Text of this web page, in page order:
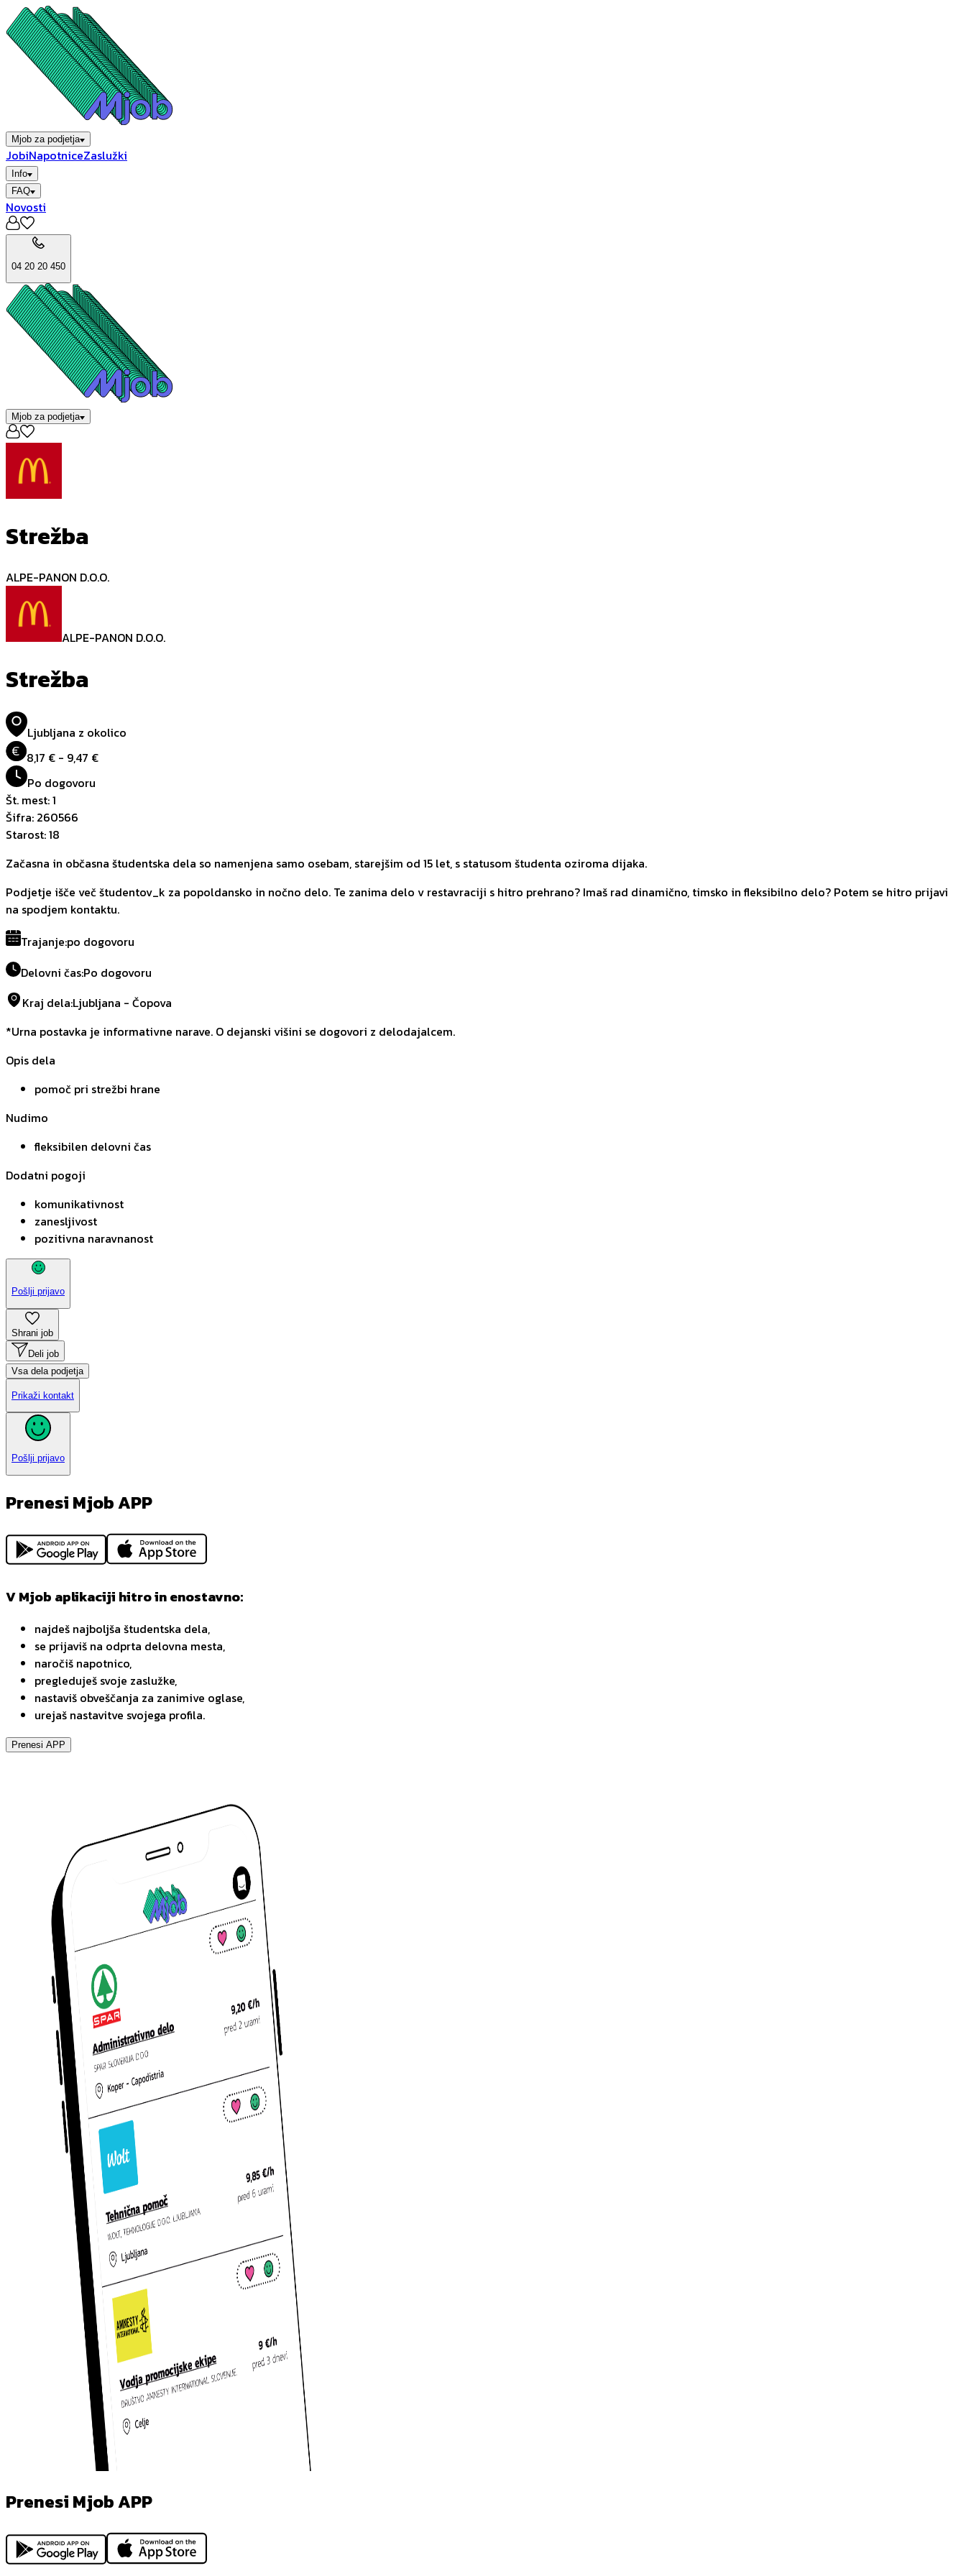
Mjob za podjetja
JobiNapotniceZaslužki
Info
FAQ
Novosti
04 20 20 450
Mjob za podjetja
Strežba
ALPE-PANON D.O.O.
ALPE-PANON D.O.O.
Strežba
Ljubljana z okolico
€ 8,17 € - 9,47 €
Po dogovoru
Št. mest:1
Šifra: 260566
Starost:18
Začasna in občasna študentska dela so namenjena samo osebam, starejšim od 15 let, s statusom študenta oziroma dijaka.
Podjetje išče več študentov_k za popoldansko in nočno delo. Te zanima delo v restavraciji s hitro prehrano? Imaš rad dinamično, timsko in fleksibilno delo? Potem se hitro prijavi
na spodjem kontaktu.
Trajanje:po dogovoru
Delovni čas:Po dogovoru
Kraj dela:Ljubljana - Čopova
*Urna postavka je informativne narave. O dejanski višini se dogovori z delodajalcem.
Opis dela
pomoč pri strežbi hrane
Nudimo
fleksibilen delovni čas
Dodatni pogoji
komunikativnost
zanesljivost
pozitivna naravnanost
Pošlji prijavo
Shrani job
Deli job
Vsa dela podjetja
Prikaži kontakt
Pošlji prijavo
Prenesi Mjob APP
V Mjob aplikaciji hitro in enostavno:
najdeš najboljša študentska dela,
se prijaviš na odprta delovna mesta,
naročiš napotnico,
pregleduješ svoje zaslužke,
nastaviš obveščanja za zanimive oglase,
urejaš nastavitve svojega profila.
Prenesi APP
Prenesi Mjob APP